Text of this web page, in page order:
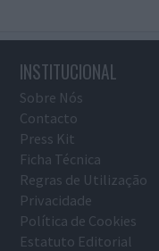
INSTITUCIONAL
Sobre Nós
Contacto
Press Kit
Ficha Técnica
Regras de Utilização
Privacidade
Política de Cookies
Estatuto Editorial